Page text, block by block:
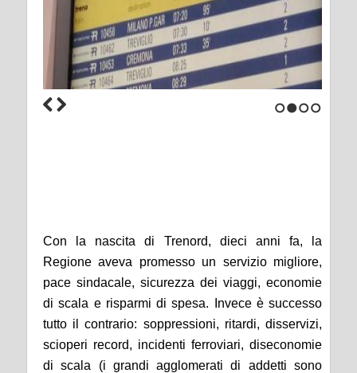
Con la nascita di Trenord, dieci anni fa, la
Regione aveva promesso un servizio migliore,
pace sindacale, sicurezza dei viaggi, economie
di scala e risparmi di spesa. Invece è successo
tutto il contrario: soppressioni, ritardi, disservizi,
scioperi record, incidenti ferroviari, diseconomie
di scala (i grandi agglomerati di addetti sono